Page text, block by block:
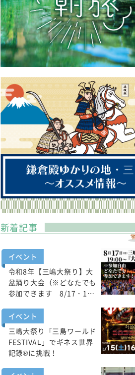
新着記事
イベント
令和8年【三嶋大祭り】大
盆踊り大会（※どなたでも
参加できます 8/17・1…
イベント
三嶋大祭り「三島ワールド
FESTIVAL」でギネス世界
記録®に挑戦！